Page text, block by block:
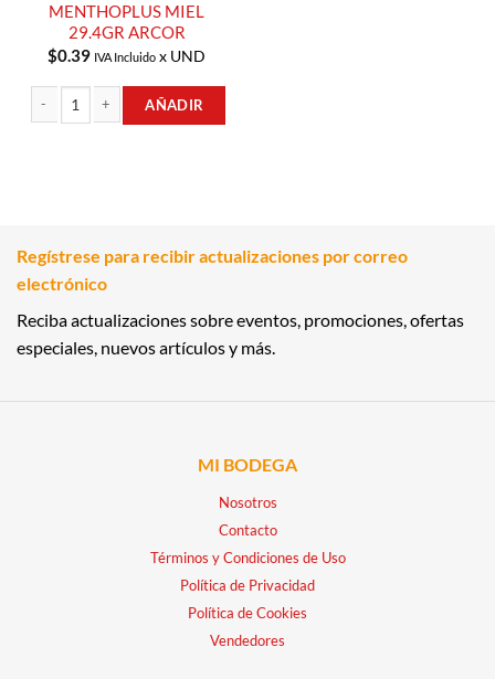
MENTHOPLUS MIEL
29.4GR ARCOR
$0.39 IVA Incluido x UND
AÑADIR
Regístrese para recibir actualizaciones por correo
electrónico
Reciba actualizaciones sobre eventos, promociones, ofertas
especiales, nuevos artículos y más.
MI BODEGA
Nosotros
Contacto
Términos y Condiciones de Uso
Política de Privacidad
Política de Cookies
Vendedores